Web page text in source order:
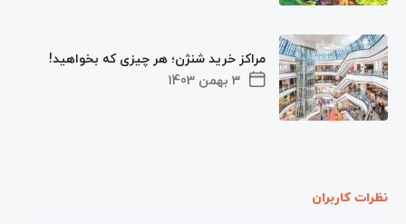
3 بهمن 1403
مراکز خرید شنژن؛ هر چیزی که بخواهید!
نظرات کاربران